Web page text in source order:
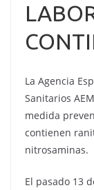
La Agencia
Sanitarios
medida
contienen
nitrosaminas.
El pasado 13